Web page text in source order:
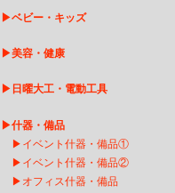
▶ベビー・キッズ
▶美容・健康
▶ 日曜大工・電動工具
▶什器・備品
▶ イベント什器・備品①
▶ イベント什器・備品②
▶ オフィス什器・備品